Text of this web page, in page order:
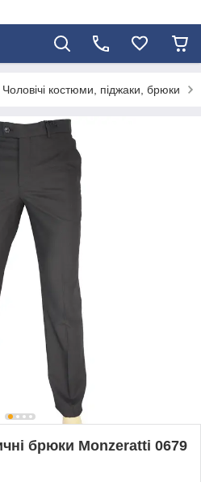
Чоловічі костюми, піджаки, брюки
брюки Monzeratti 0679